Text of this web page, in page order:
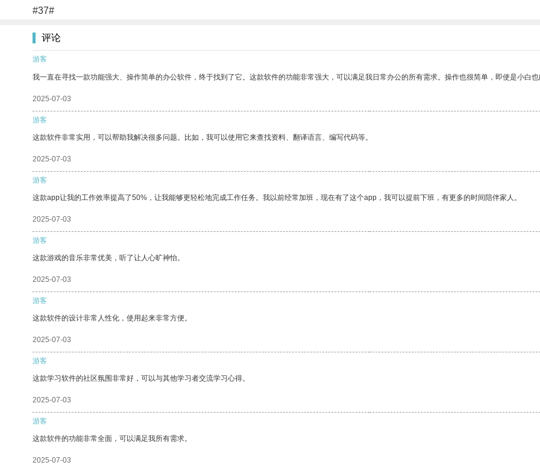
#37#
评论
游客
我一直在寻找一款功能强大、操作简单的办公软件，终于找到了它。这款软件的功能非常强大，可以满足我日常办公的所有需求。操作也很简单，即使是小白也
2025-07-03
游客
这款软件非常实用，可以帮助我解决很多问题。比如，我可以使用它来查找资料、翻译语言、编写代码等。
2025-07-03
游客
这款app让我的工作效率提高了50%，让我能够更轻松地完成工作任务。我以前经常加班，现在有了这个app，我可以提前下班，有更多的时间陪伴家人。
2025-07-03
游客
这款游戏的音乐非常优美，听了让人心旷神怡。
2025-07-03
游客
这款软件的设计非常人性化，使用起来非常方便。
2025-07-03
游客
这款学习软件的社区氛围非常好，可以与其他学习者交流学习心得。
2025-07-03
游客
这款软件的功能非常全面，可以满足我所有需求。
2025-07-03